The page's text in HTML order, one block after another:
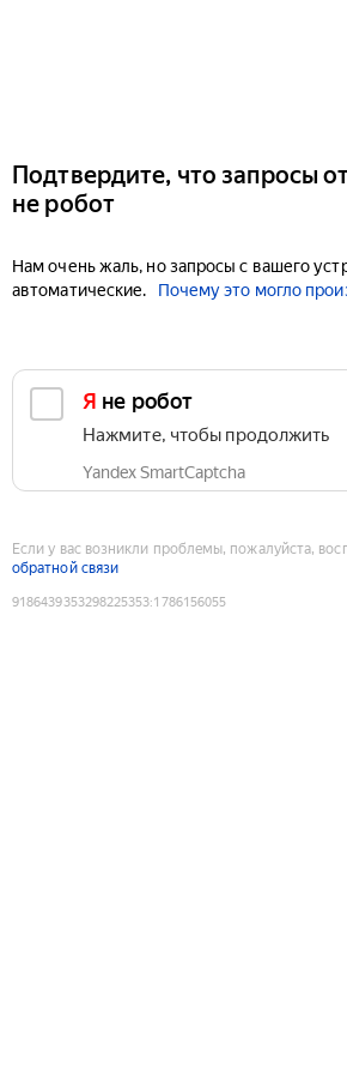
Подтвердите, что запросы
не робот
Нам очень жаль, но запросы с вашего
автоматические.
Почему это могло
Я не робот
Нажмите, чтобы продолжить
Yandex SmartCaptcha
Если у вас возникли проблемы, пожалуйста,
обратной связи
9186439353298225353:1786156055